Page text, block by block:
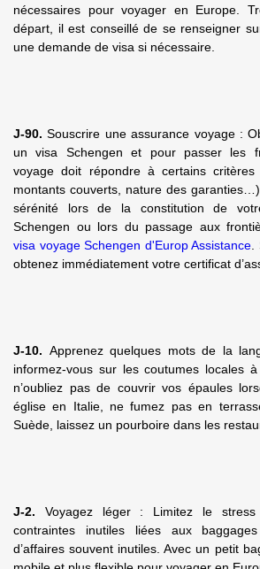
nécessaires pour voyager en Europe.
départ, il est conseillé de se renseigner
une demande de visa si nécessaire.
J-90. Souscrire une assurance voyage :
un visa Schengen et pour passer les
voyage doit répondre à certains critères
montants couverts, nature des
sérénité lors de la constitution de
Schengen ou lors du passage aux
visa voyage Schengen d'Europ Assistance.
obtenez immédiatement votre certificat
J-10. Apprenez quelques mots de la
informez-vous sur les coutumes locales
n’oubliez pas de couvrir vos épaules
église en Italie, ne fumez pas en
Suède, laissez un pourboire dans les
J-2. Voyagez léger : Limitez le
contraintes inutiles liées aux
d’affaires souvent inutiles. Avec un petit